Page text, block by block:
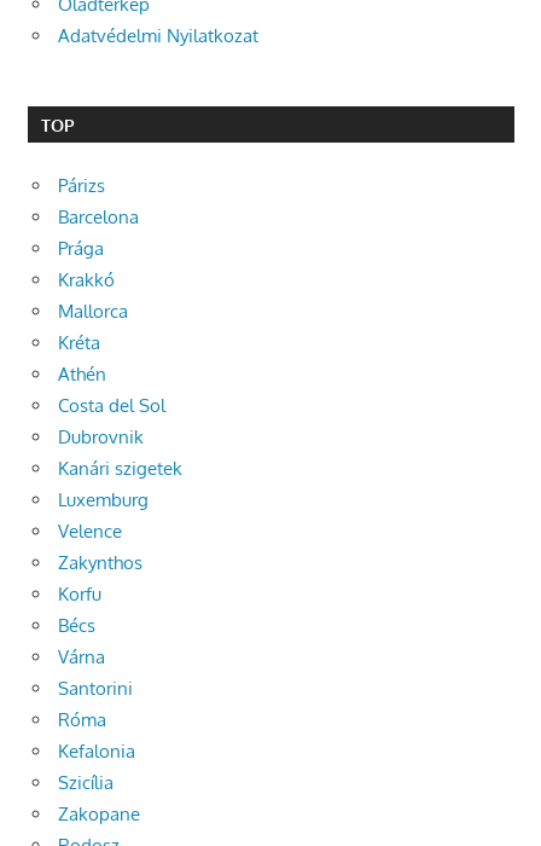
Adatvédelmi Nyilatkozat
TOP
Párizs
Barcelona
Prága
Krakkó
Mallorca
Kréta
Athén
Costa del Sol
Dubrovnik
Kanári szigetek
Luxemburg
Velence
Zakynthos
Korfu
Bécs
Várna
Santorini
Róma
Kefalonia
Szicília
Zakopane